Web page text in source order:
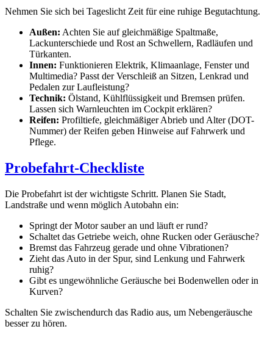
Nehmen Sie sich bei Tageslicht Zeit für eine ruhige Begutachtung.
Außen: Achten Sie auf gleichmäßige Spaltmaße,
Lackunterschiede und Rost an Schwellern, Radläufen und
Türkanten.
Innen: Funktionieren Elektrik, Klimaanlage, Fenster und
Multimedia? Passt der Verschleiß an Sitzen, Lenkrad und
Pedalen zur Laufleistung?
Technik: Ölstand, Kühlflüssigkeit und Bremsen prüfen.
Lassen sich Warnleuchten im Cockpit erklären?
Reifen: Profiltiefe, gleichmäßiger Abrieb und Alter (DOT-
Nummer) der Reifen geben Hinweise auf Fahrwerk und
Pflege.
Probefahrt-Checkliste
Die Probefahrt ist der wichtigste Schritt. Planen Sie Stadt,
Landstraße und wenn möglich Autobahn ein:
Springt der Motor sauber an und läuft er rund?
Schaltet das Getriebe weich, ohne Rucken oder Geräusche?
Bremst das Fahrzeug gerade und ohne Vibrationen?
Zieht das Auto in der Spur, sind Lenkung und Fahrwerk
ruhig?
Gibt es ungewöhnliche Geräusche bei Bodenwellen oder in
Kurven?
Schalten Sie zwischendurch das Radio aus, um Nebengeräusche
besser zu hören.